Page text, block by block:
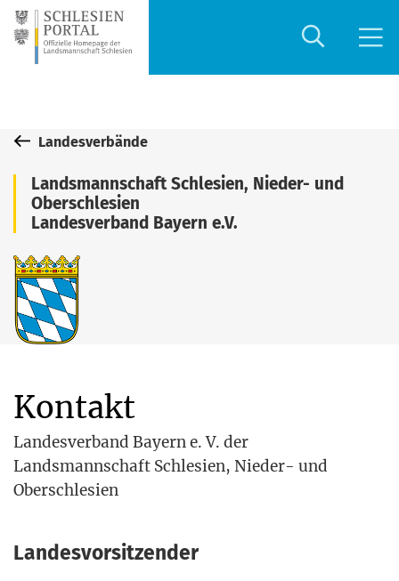
Landesverbände
Landsmannschaft Schlesien, Nieder- und
Oberschlesien
Landesverband Bayern e.V.
Kontakt
Lan­des­ver­band Bay­ern e. V. der
Lands­mann­schaft Schle­si­en, Nie­der- und
Oberschlesien
Landesvorsitzender